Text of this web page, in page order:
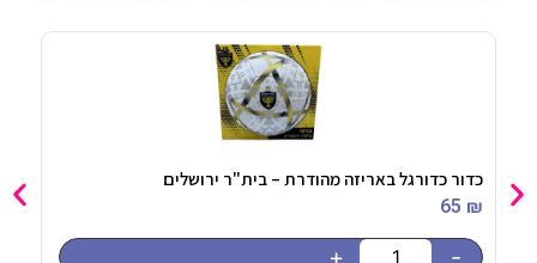
כדורגל באריזה מהודרת – בית"ר ירושלים
תוויות לקשיות –